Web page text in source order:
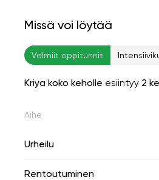
Missä voi löytää
Valmiit oppitunnit
Kriya koko keholle esiintyy 2
Aihe
Urheilu
Rentoutuminen